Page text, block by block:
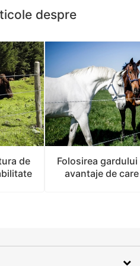
perfect adaptați
Oferim izolatori cu
a asigura durabilitatea și
și izolatori special
cu prindere ușoară (cu
exact tipul de izolatori
la dispoziție pachete
(disponibile în variante
sau la bucată, în cazul în
doar câțiva izolatori din
de a achiziționa
garanția calității și a celor
despre
de
Folosirea
avantaje de